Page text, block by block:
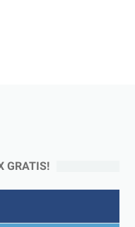
GRATIS!